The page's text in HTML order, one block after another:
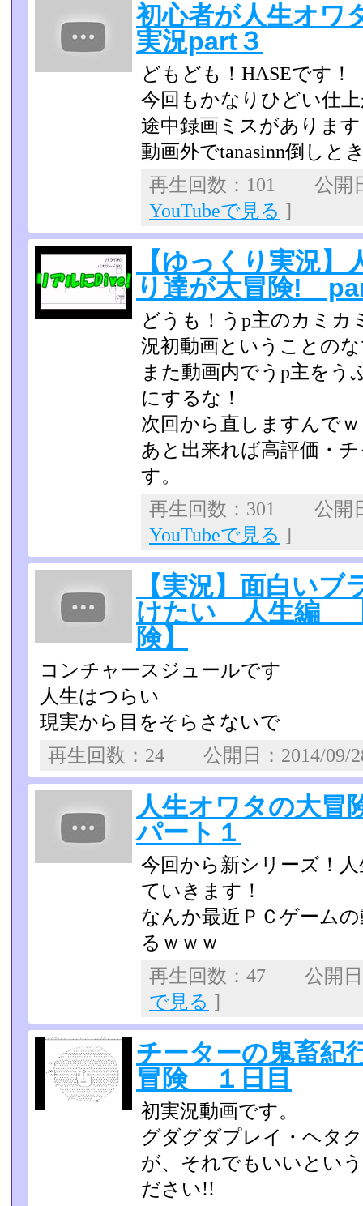
初心者が人生オワ
実況part３
どもども！HASEです！
今回もかなりひどい仕
途中録画ミスがありま
動画外でtanasinn倒しと
再生回数：101 公開
YouTubeで見る ]
【ゆっくり実況
り達が大冒険!
どうも！うp主のカミカ
況初動画ということの
また動画内でうp主をう
にするな！
次回から直しますんでｗ
あと出来れば高評価・
す。
再生回数：301 公開
YouTubeで見る ]
【実況】面白い
けたい 人生編
険】
コンチャースジュールです
人生はつらい
現実から目をそらさないで
再生回数：24 公開日：2014/
人生オワタの大
パート１
今回から新シリーズ！
ていきます！
なんか最近ＰＣゲーム
るｗｗｗ
再生回数：47 公開
で見る ]
チーターの鬼畜
冒険 １日目
初実況動画です。
グダグダプレイ・ヘタ
が、それでもいいとい
ださい!!